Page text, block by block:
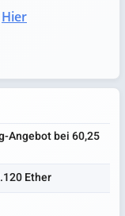
Hier
Angebot bei 60,25
Ether